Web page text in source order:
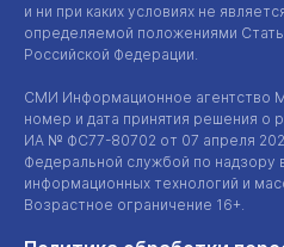
и ни при каких условиях не
определяемой положениями
Российской Федерации.
СМИ Информационное агентство
номер и дата принятия решения о
ИА № ФС77-80702 от 07 апреля
Федеральной службой по надзору
информационных технологий и
Возрастное ограничение 16+.